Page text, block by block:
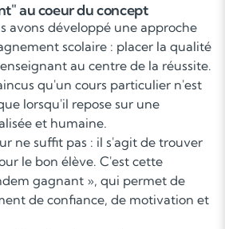
au coeur du concept
avons développé une approche
scolaire : placer la qualité
au centre de la réussite.
qu'un cours particulier n'est
lorsqu'il repose sur une
et humaine.
ne suffit pas : il s'agit de trouver
le bon élève. C'est cette
gagnant », qui permet de
de confiance, de motivation et